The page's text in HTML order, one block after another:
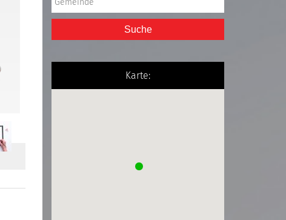
Suche
Karte: